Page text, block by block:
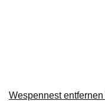
Wespennest